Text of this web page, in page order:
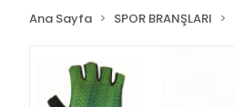
Ana Sayfa SPOR BRANŞLARI